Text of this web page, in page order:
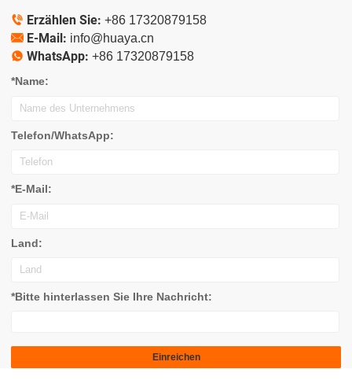
 Erzählen Sie: +86 17320879158
 E-Mail: info@huaya.cn
 WhatsApp: +86 17320879158
*Name:
Telefon/WhatsApp:
*E-Mail:
Land:
*Bitte hinterlassen Sie Ihre Nachricht: